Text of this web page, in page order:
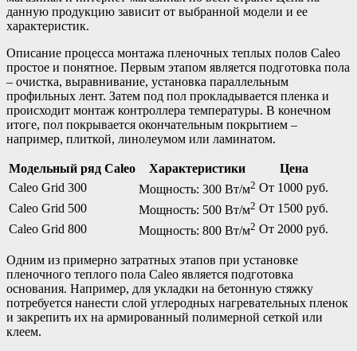
данную продукцию зависит от выбранной модели и ее
характеристик.
Описание процесса монтажа пленочных теплых полов Caleo
простое и понятное. Первым этапом является подготовка пола
– очистка, выравнивание, установка параллельным
профильных лент. Затем под пол прокладывается пленка и
происходит монтаж контроллера температуры. В конечном
итоге, пол покрывается окончательным покрытием –
например, плиткой, линолеумом или ламинатом.
Модельный ряд Caleo Характеристики
Цена
Caleo Grid 300
Мощность: 300 Вт/м2 От 1000 руб.
Caleo Grid 500
Мощность: 500 Вт/м2 От 1500 руб.
Caleo Grid 800
Мощность: 800 Вт/м2 От 2000 руб.
Одним из примерно затратных этапов при установке
пленочного теплого пола Caleo является подготовка
основания. Например, для укладки на бетонную стяжку
потребуется нанести слой углеродных нагревательных пленок
и закрепить их на армированный полимерной сеткой или
клеем.